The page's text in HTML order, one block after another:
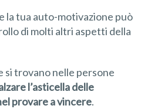
la tua auto-motivazione può
di molti altri aspetti della
si trovano nelle persone
l’asticella delle
provare a vincere.